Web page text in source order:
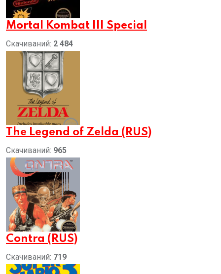
Mortal Kombat III Special
Скачиваний: 2 484
The Legend of Zelda (RUS)
Скачиваний: 965
Contra (RUS)
Скачиваний: 719